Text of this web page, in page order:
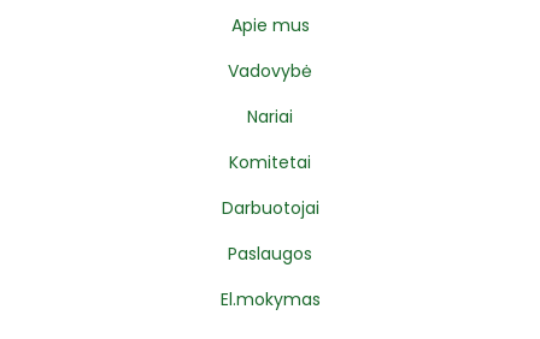
Apie mus
Vadovybė
Nariai
Komitetai
Darbuotojai
Paslaugos
El.mokymas